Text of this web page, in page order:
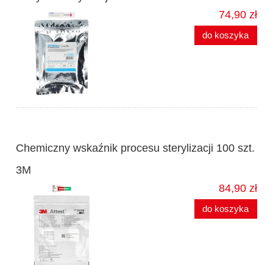
74,90 zł
do koszyka
Chemiczny wskaźnik procesu sterylizacji 100 szt.
3M
84,90 zł
do koszyka